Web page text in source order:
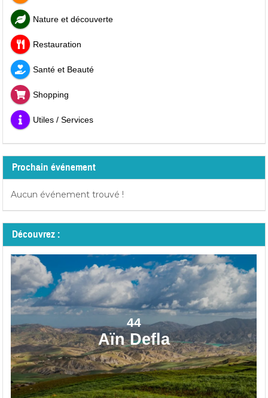
Nature et découverte
Restauration
Santé et Beauté
Shopping
Utiles / Services
Prochain événement
Aucun événement trouvé !
Découvrez :
44
Aïn Defla